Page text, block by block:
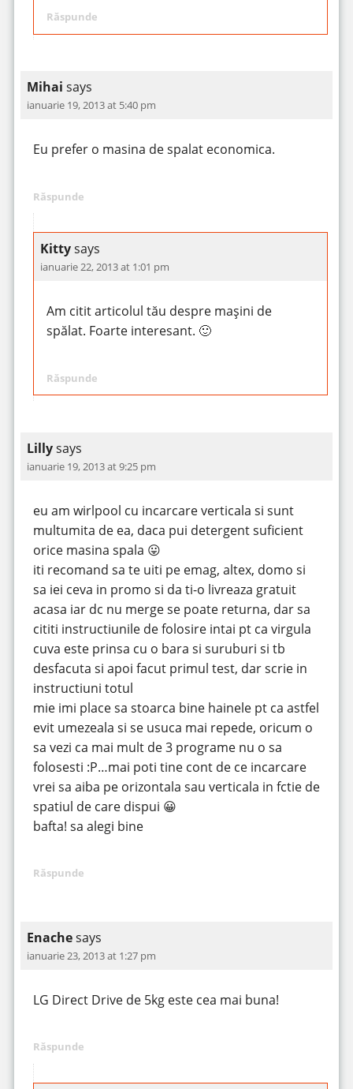
Răspunde
Mihai says
ianuarie 19, 2013 at 5:40 pm
Eu prefer o masina de spalat economica.
Răspunde
Kittysays
ianuarie 22, 2013 at 1:01 pm
Am citit articolul tău despre mașini de
spălat. Foarte interesant. 🙂
Răspunde
Lillysays
ianuarie 19, 2013 at 9:25 pm
eu am wirlpool cu incarcare verticala si sunt
multumita de ea, daca pui detergent suficient
orice masina spala 😛
iti recomand sa te uiti pe emag, altex, domo si
sa iei ceva in promo si da ti-o livreaza gratuit
acasa iar dc nu merge se poate returna, dar sa
cititi instructiunile de folosire intai pt ca virgula
cuva este prinsa cu o bara si suruburi si tb
desfacuta si apoi facut primul test, dar scrie in
instructiuni totul
mie imi place sa stoarca bine hainele pt ca astfel
evit umezeala si se usuca mai repede, oricum o
sa vezi ca mai mult de 3 programe nu o sa
folosesti :P…mai poti tine cont de ce incarcare
vrei sa aiba pe orizontala sau verticala in fctie de
spatiul de care dispui 😀
bafta! sa alegi bine
Răspunde
Enachesays
ianuarie 23, 2013 at 1:27 pm
LG Direct Drive de 5kg este cea mai buna!
Răspunde